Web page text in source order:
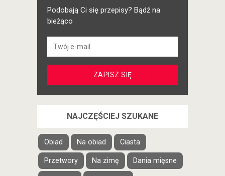
Podobają Ci się przepisy? Bądź na
bieżąco
NAJCZĘŚCIEJ SZUKANE
Obiad Na obiad Ciasta
Przetwory Na zimę Dania mięsne